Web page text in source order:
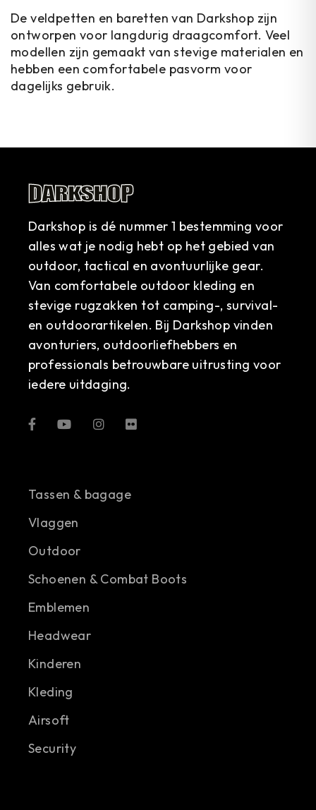
De veldpetten en baretten van Darkshop zijn
ontworpen voor langdurig draagcomfort. Veel
modellen zijn gemaakt van stevige materialen en
hebben een comfortabele pasvorm voor
dagelijks gebruik.
Darkshop is dé nummer 1 bestemming voor
alles wat je nodig hebt op het gebied van
outdoor, tactical en avontuurlijke gear.
Van comfortabele outdoor kleding en
stevige rugzakken tot camping-, survival-
en outdoorartikelen. Bij Darkshop vinden
avonturiers, outdoorliefhebbers en
professionals betrouwbare uitrusting voor
iedere uitdaging.
Tassen & bagage
Vlaggen
Outdoor
Schoenen & Combat Boots
Emblemen
Headwear
Kinderen
Kleding
Airsoft
Security